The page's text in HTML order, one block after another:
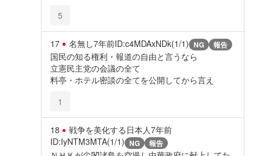
5
17 名無し7年前ID:c4MDAxNDk(1/1) NG 報告
国民の知る権利・報道の自由と言うなら
立憲民主党の会議の全て
料亭・ホテル密談の全てを公開してから言え
1
18 戦争を美化する日本人7年前
ID:IyNTM3MTA(1/1) NG 報告